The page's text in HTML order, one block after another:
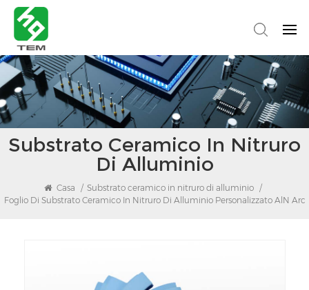
Substrato Ceramico In Nitruro
Di Alluminio
Casa / Substrato ceramico in nitruro di alluminio
/
Foglio Di Substrato Ceramico In Nitruro Di Alluminio Personalizzato AlN Arc